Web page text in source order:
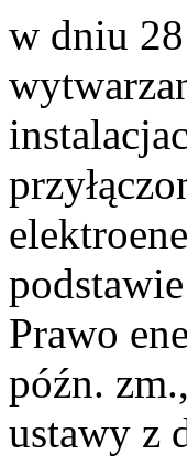
w dniu
Prawo
późn.
ustawy z